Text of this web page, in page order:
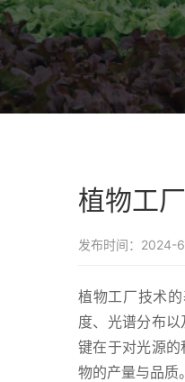
植物工
发布时间：2024-
植物工厂技术
度、光谱分布
键在于对光源
物的产量与品质。